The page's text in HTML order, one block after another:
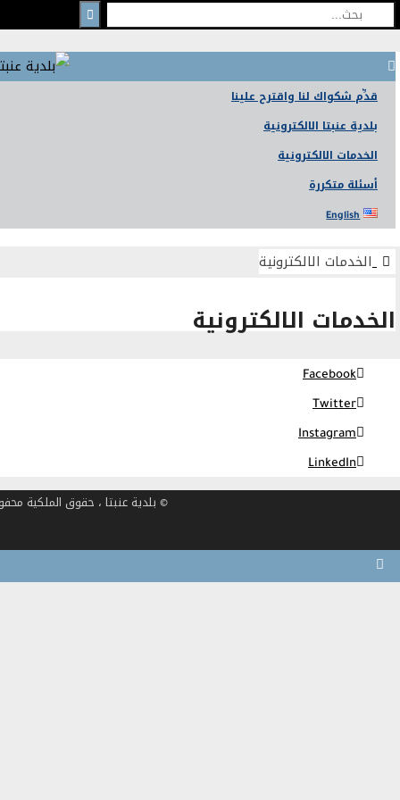
شكواك لنا واقترح علينا
عنبتا الالكترونية
الالكترونية
متكررة
English
الالكترونية
الالكترونية
Facebook
Twitter
Instagram
LinkedIn
© بلدية عنبتا ، حقوق الملكية محفوظة